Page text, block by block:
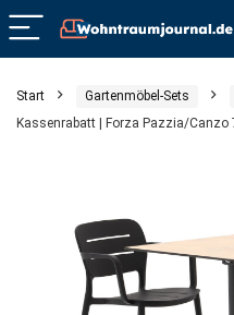
Start Gartenmöbel-Sets
Kassenrabatt | Forza Pazzia/Canzo